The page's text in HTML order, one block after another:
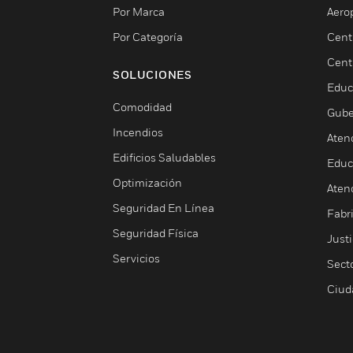
Por Marca
Por Categoría
SOLUCIONES
Comodidad
Incendios
Edificios Saludables
Optimización
Seguridad En Línea
Seguridad Física
Servicios